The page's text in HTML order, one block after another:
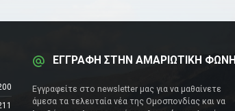
ΕΓΓΡΑΦΗ ΣΤΗΝ ΑΜΑΡΙΩΤΙΚΗ ΦΩΝΗ
Εγγραφείτε στο newsletter μας για να μαθαίνετε
άμεσα τα τελευταία νέα της Ομοσπονδίας και να